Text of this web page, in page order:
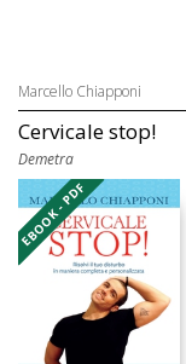
Marcello Chiapponi
Cervicale stop!
Demetra
EBOOK - PDF